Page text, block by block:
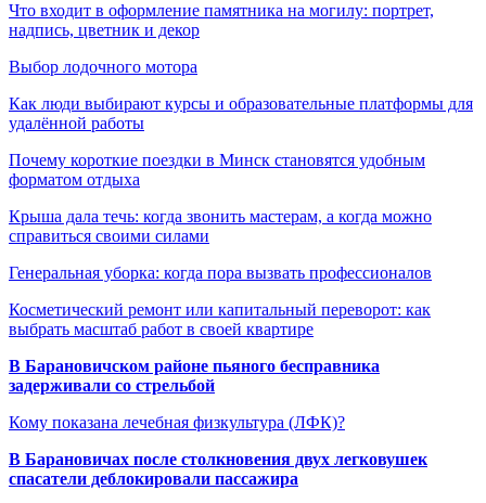
Что входит в оформление памятника на могилу: портрет,
надпись, цветник и декор
Выбор лодочного мотора
Как люди выбирают курсы и образовательные платформы для
удалённой работы
Почему короткие поездки в Минск становятся удобным
форматом отдыха
Крыша дала течь: когда звонить мастерам, а когда можно
справиться своими силами
Генеральная уборка: когда пора вызвать профессионалов
Косметический ремонт или капитальный переворот: как
выбрать масштаб работ в своей квартире
В Барановичском районе пьяного бесправника
задерживали со стрельбой
Кому показана лечебная физкультура (ЛФК)?
В Барановичах после столкновения двух легковушек
спасатели деблокировали пассажира